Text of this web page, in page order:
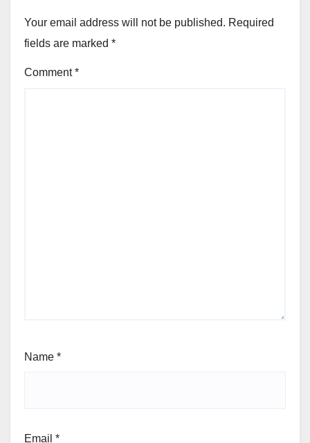
Your email address will not be published. Required
fields are marked *
Comment*
Name *
Email *